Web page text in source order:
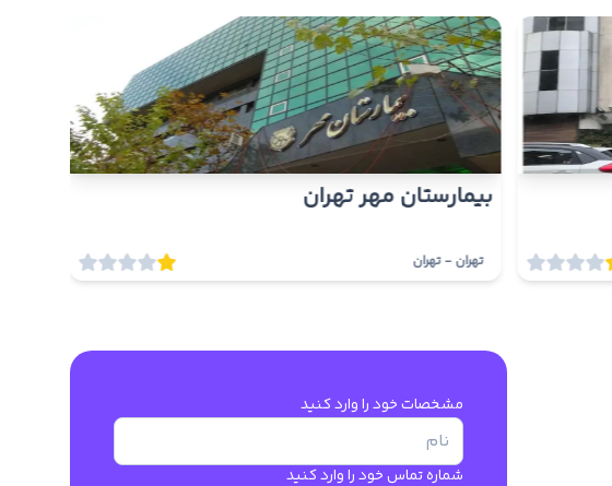
بیمارستان مهر تهران
تهران-تهران
مشخصات خود را وارد کنید
شماره تماس خود را وارد کنید